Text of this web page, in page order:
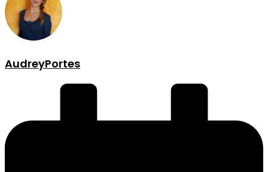
AudreyPortes